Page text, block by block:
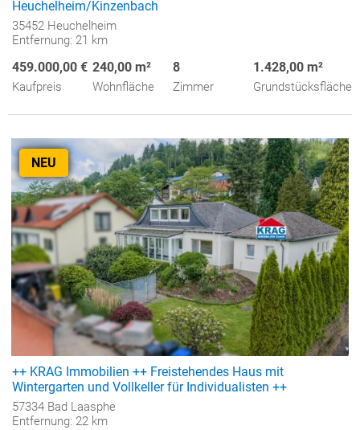
Heuchelheim/Kinzenbach
35452 Heuchelheim
Entfernung: 21 km
459.000,00 €
Kaufpreis
240,00 m²
Wohnfläche
8
Zimmer
1.428,00 m²
Grundstücksfläche
NEU
++ KRAG Immobilien ++ Freistehendes Haus mit
Wintergarten und Vollkeller für Individualisten ++
57334 Bad Laasphe
Entfernung: 22 km